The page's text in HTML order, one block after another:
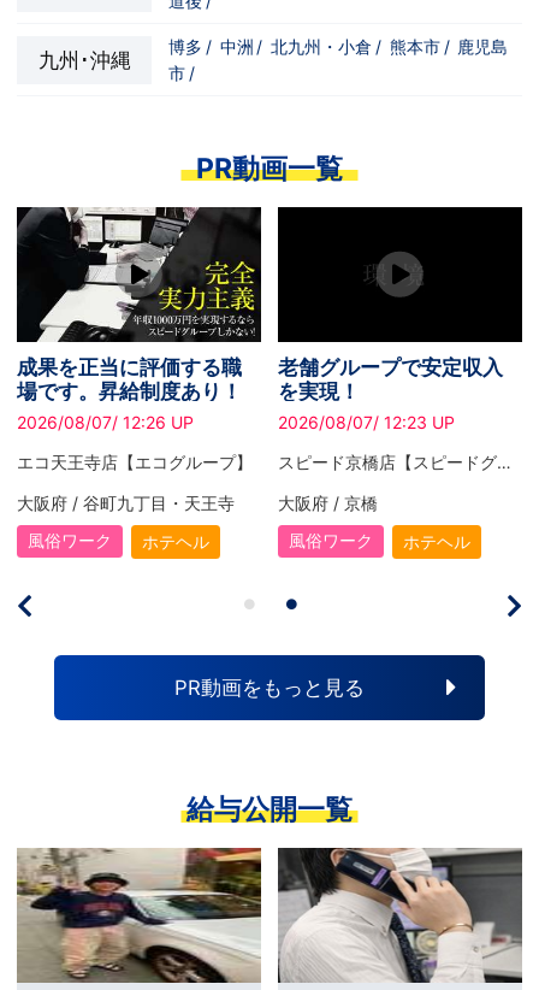
九州･沖縄
博多 / 中洲 / 北九州・小倉 / 熊本市 / 鹿児島
市 /
PR動画一覧
成果を正当に評価する職
場です。昇給制度あり！
2026/08/07/ 12:26 UP
エコ天王寺店【エコグループ】
大阪府 / 谷町九丁目・天王寺
風俗ワーク
ホテヘル
老舗グループで安定収入
を実現！
2026/08/07/ 12:23 UP
スピード京橋店【スピードグループ】
大阪府 / 京橋
風俗ワーク
ホテヘル
PR動画をもっと見る
給与公開一覧